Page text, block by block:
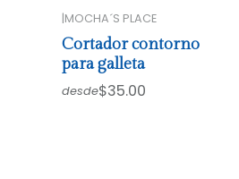
|MOCHA´S PLACE
Cortador contorno
para galleta
desde$35.00